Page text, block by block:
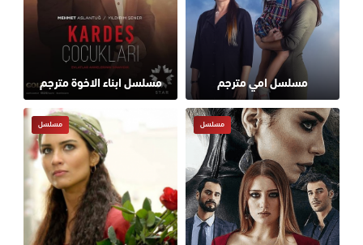
مسلسل امي مترجم مسلسل ابناء الاخوة مترجم
مسلسل مسلسل